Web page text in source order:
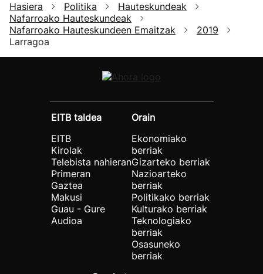
Hasiera Politika
Hauteskundeak
Nafarroako Hauteskundeak
Nafarroako Hauteskundeen Emaitzak
2019
Larragoa
EITB taldea
EITB
Kirolak
Telebista nahieran
Primeran
Gaztea
Makusi
Guau - Gure
Audioa
Orain
Ekonomiako
berriak
Gizarteko berriak
Nazioarteko
berriak
Politikako berriak
Kulturako berriak
Teknologiako
berriak
Osasuneko
berriak